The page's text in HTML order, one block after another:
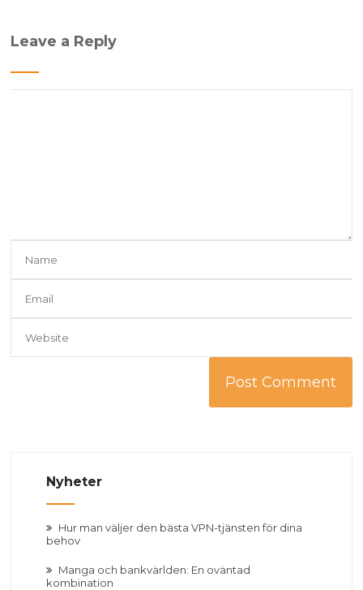
Leave a Reply
Nyheter
Hur man väljer den bästa VPN-tjänsten för dina
behov
Manga och bankvärlden: En oväntad
kombination